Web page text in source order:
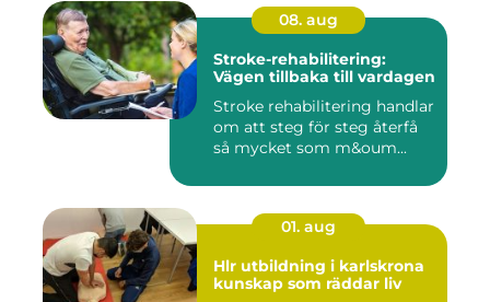
08. aug
Stroke-rehabilitering:
Vägen tillbaka till vardagen
Stroke rehabilitering handlar
om att steg för steg återfå
så mycket som m&oum...
01. aug
Hlr utbildning i karlskrona
kunskap som räddar liv